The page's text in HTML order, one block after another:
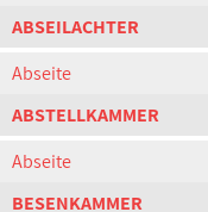
ABSEILACHTER
Abseite
ABSTELLKAMMER
Abseite
BESENKAMMER